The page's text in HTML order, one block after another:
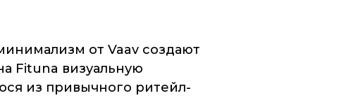
от Vaav создают
Fituna визуальную
из привычного ритейл-
БИЗНЕС И
ТЕХНОЛОГИИ